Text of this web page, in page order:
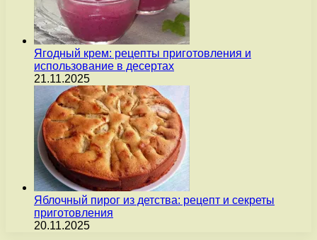
Ягодный крем: рецепты приготовления и
использование в десертах
21.11.2025
Яблочный пирог из детства: рецепт и секреты
приготовления
20.11.2025